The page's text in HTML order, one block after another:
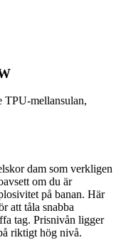
TPU-mellansulan,
dam som verkligen
om du är
på banan. Här
att tåla snabba
tag. Prisnivån ligger
riktigt hög nivå.